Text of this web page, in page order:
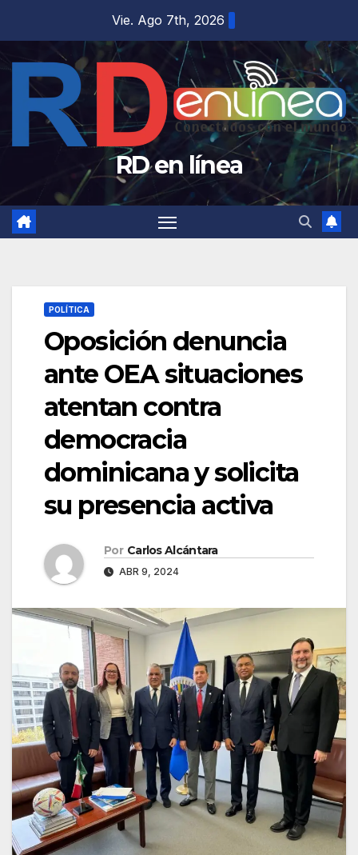
contenido
Vie. Ago 7th, 2026
RD en línea
POLÍTICA
Oposición denuncia
ante OEA situaciones
atentan contra
democracia
dominicana y solicita
su presencia activa
Por Carlos Alcántara
ABR 9, 2024